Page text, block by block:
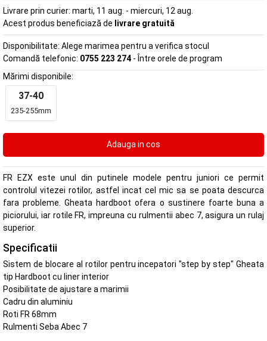
Livrare prin curier: marti, 11 aug. - miercuri, 12 aug.
Acest produs beneficiază de livrare gratuită
Disponibilitate: Alege marimea pentru a verifica stocul
Comandă telefonic: 0755 223 274 - Între orele de program
Mărimi disponibile:
37-40
235-255mm
FR EZX este unul din putinele modele pentru juniori ce permit
controlul vitezei rotilor, astfel incat cel mic sa se poata descurca
fara probleme. Gheata hardboot ofera o sustinere foarte buna a
piciorului, iar rotile FR, impreuna cu rulmentii abec 7, asigura un rulaj
superior.
Specificatii
Sistem de blocare al rotilor pentru incepatori "step by step" Gheata
tip Hardboot cu liner interior
Posibilitate de ajustare a marimii
Cadru din aluminiu
Roti FR 68mm
Rulmenti Seba Abec 7